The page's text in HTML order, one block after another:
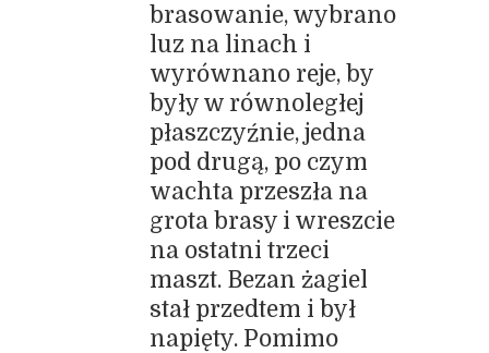
brasowanie, wybrano
luz na linach i
wyrównano reje, by
były w równoległej
płaszczyźnie, jedna
pod drugą, po czym
wachta przeszła na
grota brasy i wreszcie
na ostatni trzeci
maszt. Bezan żagiel
stał przedtem i był
napięty. Pomimo